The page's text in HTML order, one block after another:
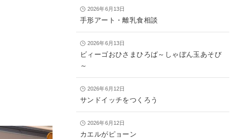
2026年6月13日
手形アート・離乳食相談
2026年6月13日
ビィーゴおひさまひろば～しゃぼん玉あそび
～
2026年6月12日
サンドイッチをつくろう
2026年6月12日
カエルがピョーン